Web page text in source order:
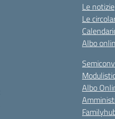
Le notizie
Le
Albo
Albo